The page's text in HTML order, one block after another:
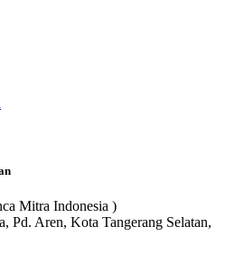
Mitra Indonesia )
Pd. Aren, Kota Tangerang Selatan,